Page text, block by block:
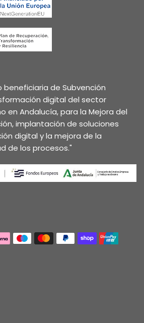
beneficiaria de Subvención
digital del sector
en Andalucía, para la Mejora del
implantación de soluciones
digital y la mejora de la
de los procesos."